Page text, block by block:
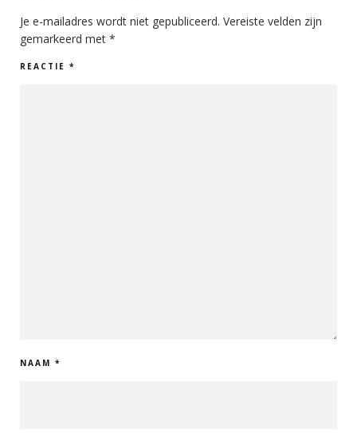
Je e-mailadres wordt niet gepubliceerd. Vereiste velden zijn
gemarkeerd met *
REACTIE *
NAAM *